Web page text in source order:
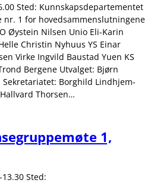
Sted: Kunnskapsdepartementet
nr. 1 for hovedsammenslutningene
Øystein Nilsen Unio Eli-Karin
Christin Nyhuus YS Einar
Virke Ingvild Baustad Yuen KS
Bergene Utvalget: Bjørn
Sekretariatet: Borghild Lindhjem-
Thorsen…
1,
Sted: